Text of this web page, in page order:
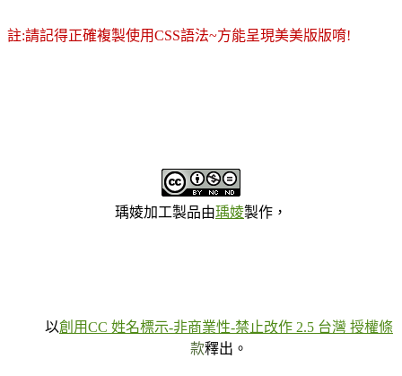
註:請記得正確複製使用CSS語法~方能呈現美美版版唷!
瑀婈加工製品由瑀婈製作，
以創用CC 姓名標示-非商業性-禁止改作 2.5 台灣 授權條
款釋出。